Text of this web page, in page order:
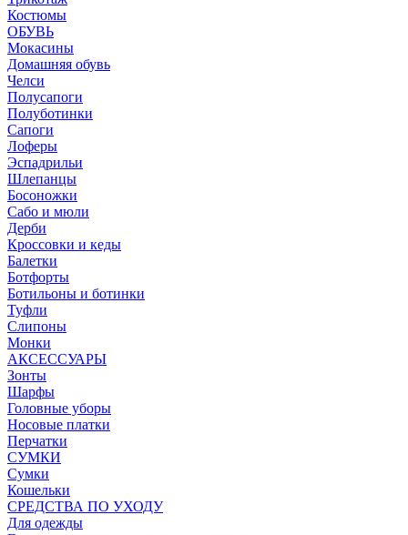
Костюмы
ОБУВЬ
Мокасины
Домашняя обувь
Челси
Полусапоги
Полуботинки
Сапоги
Лоферы
Эспадрильи
Шлепанцы
Босоножки
Сабо и мюли
Дерби
Кроссовки и кеды
Балетки
Ботфорты
Ботильоны и ботинки
Туфли
Слипоны
Монки
АКСЕССУАРЫ
Зонты
Шарфы
Головные уборы
Носовые платки
Перчатки
СУМКИ
Сумки
Кошельки
CРЕДСТВА ПО УХОДУ
Для одежды